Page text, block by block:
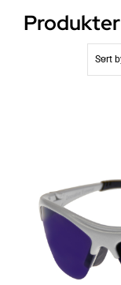
Media & Events
Sort